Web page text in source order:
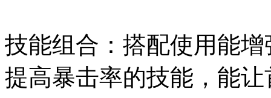
技能组合：搭配使用能
提高暴击率的技能，能